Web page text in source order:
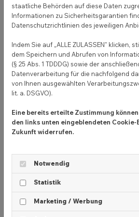
Links, beispielsweise auf deine
bewerben. Das richtige Schalten
bedeutet, mit seiner Anzeige
Unterschiedliche
Facebook:
Video
Slideshow (mehrere Bilder in
Instant Experience (Vollbild-
mobil)
Collection (mehrere Produkte in
staatliche Behörden auf diese Daten
Informationen zu Sicherheitsgarantien
Datenschutzrichtlinien des jeweiligen
Indem Sie auf „ALLE ZULASSEN" klicken,
dem Speichern und Abrufen von
(§ 25 Abs. 1 TDDDG) sowie der
Datenverarbeitung für die nachfolgend
von Ihnen ausgewählten
lit. a. DSGVO).
Eine bereits erteilte Zustimmung
den links unten eingeblendeten
Zukunft widerrufen.
Notwendig
Statistik
Marketing / Werbung